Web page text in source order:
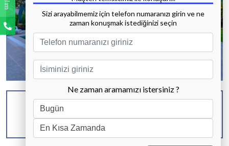
Tüm Fotoğrafları Göster
KAPASİTE
6 KİŞİ
BANYO & WC
3 ADET
YATAK ODASI
Sizi arayabilmemiz için telefon numaranızı girin ve ne
zaman konuşmak istediğinizi seçin
Ne zaman aramamızı istersiniz ?